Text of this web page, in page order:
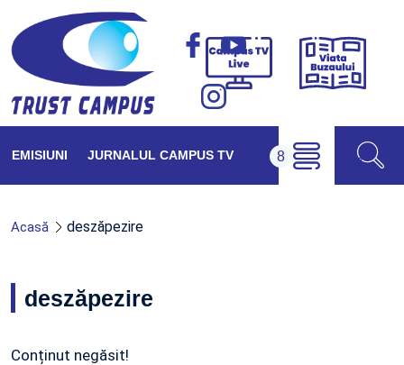
Campus
Viața
EMISIUNI JURNALUL CAMPUS TV
Acasă deszăpezire
deszăpezire
Conținut negăsit!